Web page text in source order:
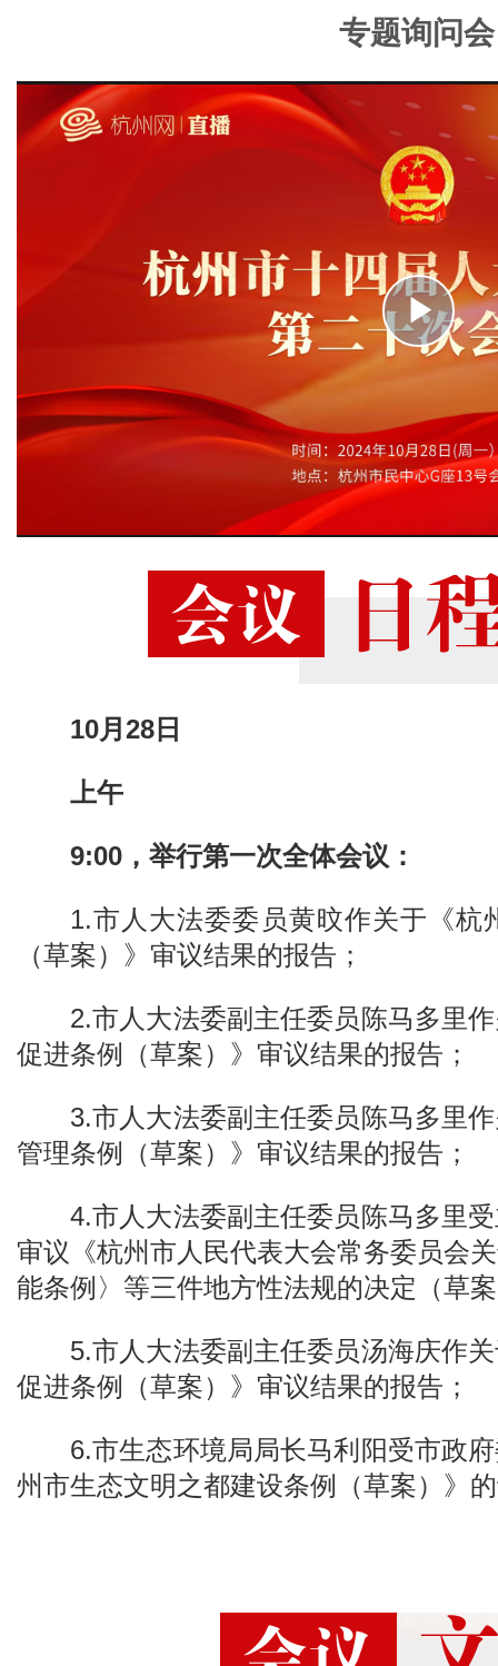
专题询问会
10月28日
上午
9:00，举行第一次全体会议：
1.市人大法委委员黄旼作关于《杭
（草案）》审议结果的报告；
2.市人大法委副主任委员陈马多里
促进条例（草案）》审议结果的报告；
3.市人大法委副主任委员陈马多里
管理条例（草案）》审议结果的报告；
4.市人大法委副主任委员陈马多里
审议《杭州市人民代表大会常务委员会
能条例〉等三件地方性法规的决定（草
5.市人大法委副主任委员汤海庆作
促进条例（草案）》审议结果的报告；
6.市生态环境局局长马利阳受市政
州市生态文明之都建设条例（草案）》
州市人民代表大会代表建议、批评和意